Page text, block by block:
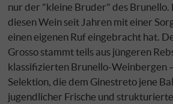
nur der "kleine Bruder" des
diesen Wein seit Jahren mit einer
einen eigenen Ruf eingebracht hat.
Grosso stammt teils aus jüngeren
klassifizierten Brunello-Weinbergen
Selektion, die dem Ginestreto jene
jugendlicher Frische und